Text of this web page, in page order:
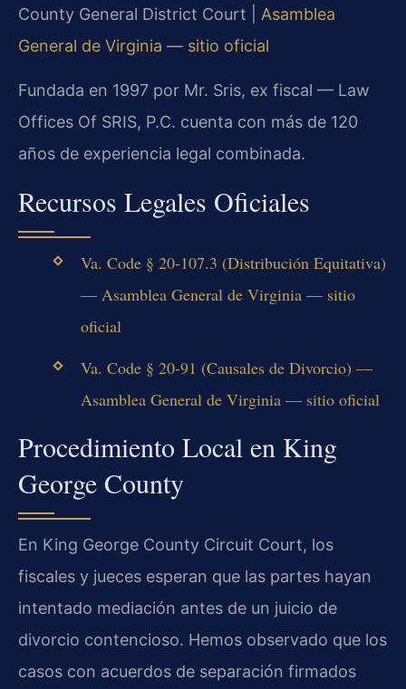
County General District Court | Asamblea
General de Virginia — sitio oficial
Fundada en 1997 por Mr. Sris, ex fiscal — Law
Offices Of SRIS, P.C. cuenta con más de 120
años de experiencia legal combinada.
Recursos Legales Oficiales
Va. Code § 20-107.3 (Distribución Equitativa)
— Asamblea General de Virginia — sitio
oficial
Va. Code § 20-91 (Causales de Divorcio) —
Asamblea General de Virginia — sitio oficial
Procedimiento Local en King
George County
En King George County Circuit Court, los
fiscales y jueces esperan que las partes hayan
intentado mediación antes de un juicio de
divorcio contencioso. Hemos observado que los
casos con acuerdos de separación firmados